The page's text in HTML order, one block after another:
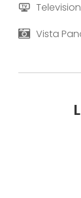
Vista